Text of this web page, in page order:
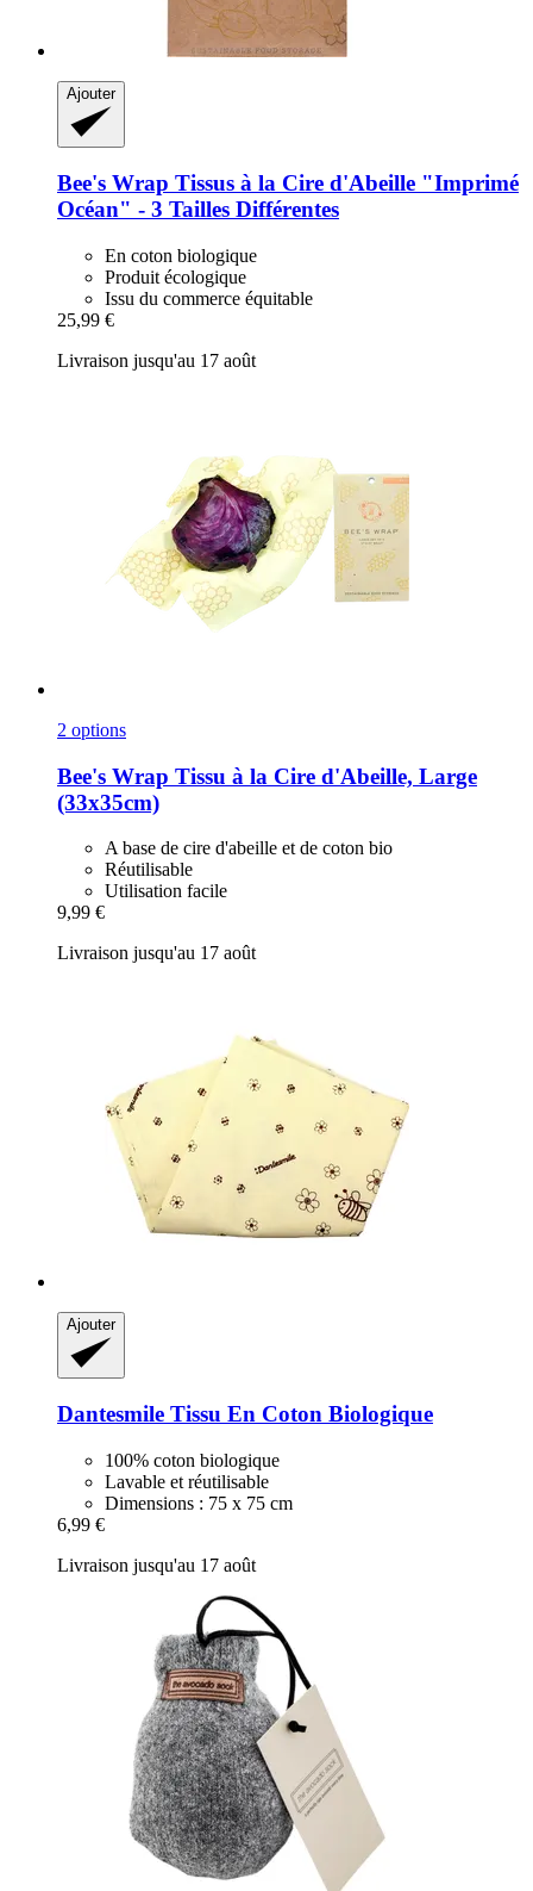
Ajouter
Bee's Wrap Tissus à la Cire d'Abeille "Imprimé
Océan" -​ 3 Tailles Différentes
En coton biologique
Produit écologique
Issu du commerce équitable
25,99 €
Livraison jusqu'au 17 août
2 options
Bee's Wrap Tissu à la Cire d'Abeille, Large
(33x35cm)
A base de cire d'abeille et de coton bio
Réutilisable
Utilisation facile
9,99 €
Livraison jusqu'au 17 août
Ajouter
Dantesmile Tissu En Coton Biologique
100% coton biologique
Lavable et réutilisable
Dimensions : 75 x 75 cm
6,99 €
Livraison jusqu'au 17 août